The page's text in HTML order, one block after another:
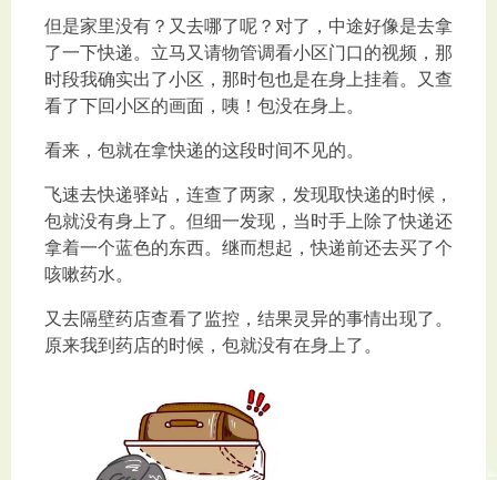
但是家里没有？又去哪了呢？对了，中途好像是去拿
了一下快递。立马又请物管调看小区门口的视频，那
时段我确实出了小区，那时包也是在身上挂着。又查
看了下回小区的画面，咦！包没在身上。
看来，包就在拿快递的这段时间不见的。
飞速去快递驿站，连查了两家，发现取快递的时候，
包就没有身上了。但细一发现，当时手上除了快递还
拿着一个蓝色的东西。继而想起，快递前还去买了个
咳嗽药水。
又去隔壁药店查看了监控，结果灵异的事情出现了。
原来我到药店的时候，包就没有在身上了。